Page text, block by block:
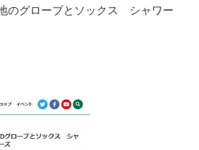
のグローブとソックス シャワー